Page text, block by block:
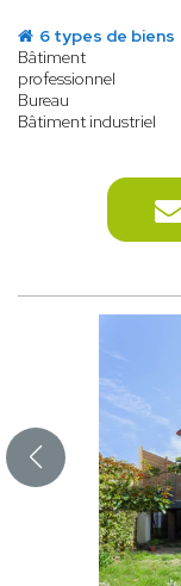
6 types de biens
Bâtiment
professionnel
Bureau
Bâtiment industriel